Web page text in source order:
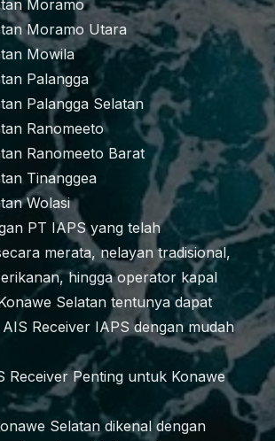
Moramo
Moramo Utara
Mowila
Palangga
Palangga Selatan
Ranomeeto
Ranomeeto Barat
Tinanggea
Wolasi
PT IAPS yang telah
merata, nelayan tradisional,
hingga operator kapal
Selatan tentunya dapat
Receiver IAPS dengan mudah
Receiver Penting untuk Konawe
Selatan dikenal dengan